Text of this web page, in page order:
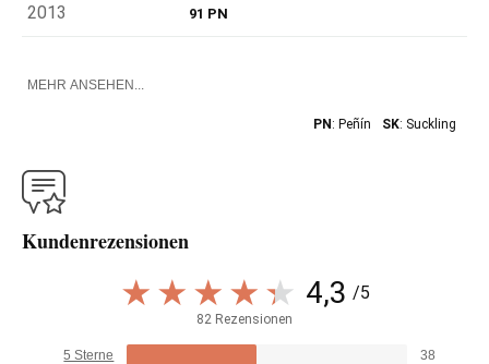
2013 91 PN
MEHR ANSEHEN...
PN: Peñín SK: Suckling
Kundenrezensionen
4,3 /5
82 Rezensionen
5 Sterne 38